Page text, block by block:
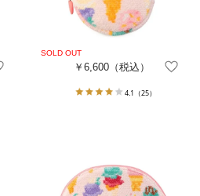
￥6,600（税込）
4.1 （25）